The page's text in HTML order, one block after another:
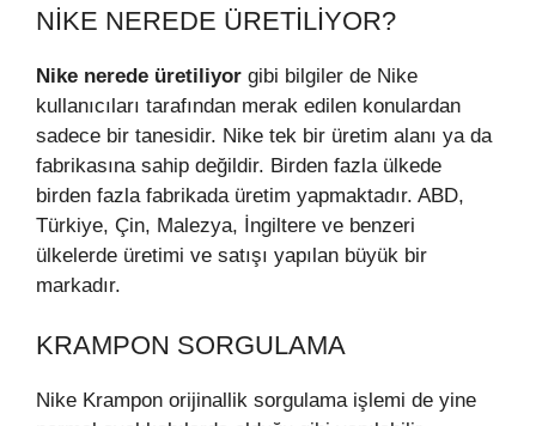
NIKE NEREDE ÜRETILIYOR?
Nike nerede üretiliyor gibi bilgiler de Nike
kullanıcıları tarafından merak edilen konulardan
sadece bir tanesidir. Nike tek bir üretim alanı ya da
fabrikasına sahip değildir. Birden fazla ülkede
birden fazla fabrikada üretim yapmaktadır. ABD,
Türkiye, Çin, Malezya, İngiltere ve benzeri
ülkelerde üretimi ve satışı yapılan büyük bir
markadır.
KRAMPON SORGULAMA
Nike Krampon orijinallik sorgulama işlemi de yine